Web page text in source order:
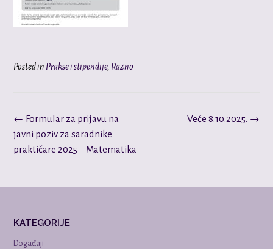
Posted in Prakse i stipendije, Razno
Post
navigation
Veće 8.10.2025. →
← Formular za prijavu na
javni poziv za saradnike
praktičare 2025 – Matematika
KATEGORIJE
Događaji